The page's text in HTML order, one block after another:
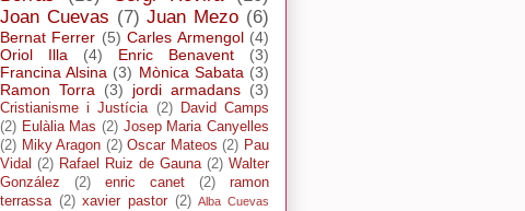
Joan Cuevas (7) Juan Mezo (6)
Bernat Ferrer (5) Carles Armengol (4)
Oriol Illa
(4) Enric Benavent
(3)
Francina Alsina (3) Mònica Sabata (3)
Ramon Torra
(3) jordi armadans (3)
Cristianisme i Justícia (2)
David Camps
(2) Eulàlia Mas (2) Josep Maria Canyelles
(2) Miky Aragon (2) Oscar Mateos (2) Pau
Vidal (2) Rafael Ruiz de Gauna (2) Walter
González
(2) enric canet (2)
ramon
terrassa (2) xavier pastor (2) Alba Cuevas